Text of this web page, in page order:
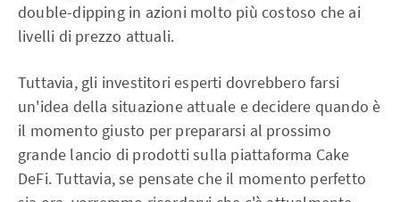
double-dipping in azioni molto più costoso che ai
livelli di prezzo attuali.
Tuttavia, gli investitori esperti dovrebbero farsi
un'idea della situazione attuale e decidere quando è
il momento giusto per prepararsi al prossimo
grande lancio di prodotti sulla piattaforma Cake
DeFi. Tuttavia, se pensate che il momento perfetto